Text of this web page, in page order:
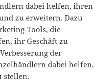
dabei helfen, ihren
zu erweitern. Dazu
Tools, die
ihr Geschäft zu
der
dabei helfen,
stellen.